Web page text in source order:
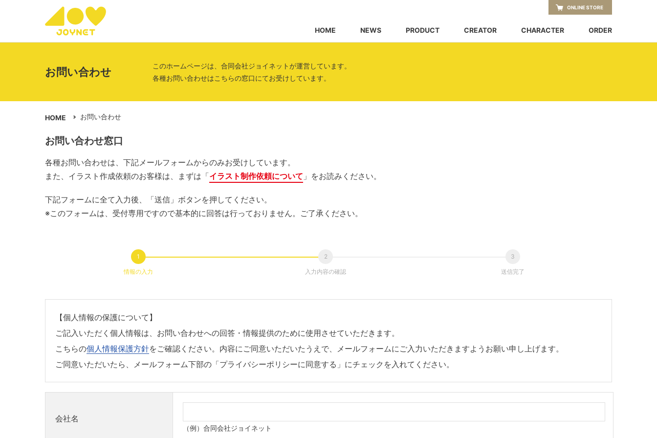
HOME NEWS PRODUCT CREATOR CHARACTER ORDER
ONLINE STORE
お問い合わせ
このホームページは、合同会社ジョイネットが運営しています。
各種お問い合わせはこちらの窓口にてお受けしています。
HOME お問い合わせ
お問い合わせ窓口
各種お問い合わせは、下記メールフォームからのみお受けしています。
また、イラスト作成依頼のお客様は、まずは「イラスト制作依頼について 」をお読みください。
下記フォームに全て入力後、「送信」ボタンを押してください。
※このフォームは、受付専用ですので基本的に回答は行っておりません。ご了承ください。
情報の入力 入力内容の確認 送信完了
【個人情報の保護について】
ご記入いただく個人情報は、お問い合わせへの回答・情報提供のために使用させていただきます。
こちらの個人情報保護方針をご確認ください。内容にご同意いただいたうえで、メールフォームにご入力いただきますようお願い申し上げます。
ご同意いただいたら、メールフォーム下部の「プライバシーポリシーに同意する」にチェックを入れてください。
会社名
（例）合同会社ジョイネット